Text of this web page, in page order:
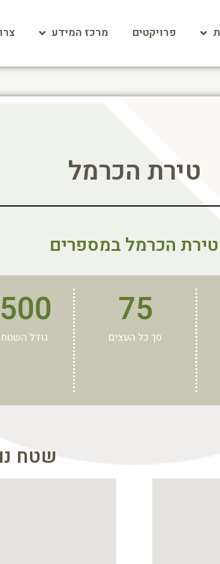
פרויקטים מרכז המידע
טירת הכרמל
טירת הכרמל במספרים
75
סך כל העצים גודל
שטח